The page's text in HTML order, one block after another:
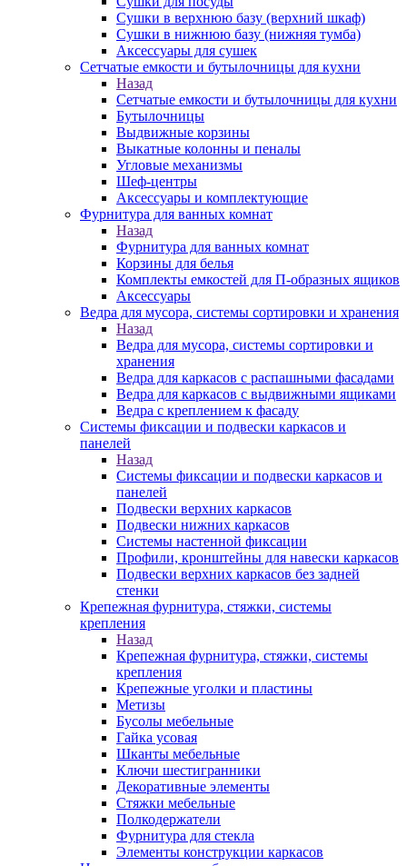
Сушки в верхнюю базу (верхний шкаф)
Сушки в нижнюю базу (нижняя тумба)
Аксессуары для сушек
Сетчатые емкости и бутылочницы для кухни
Назад
Сетчатые емкости и бутылочницы для кухни
Бутылочницы
Выдвижные корзины
Выкатные колонны и пеналы
Угловые механизмы
Шеф-центры
Аксессуары и комплектующие
Фурнитура для ванных комнат
Назад
Фурнитура для ванных комнат
Корзины для белья
Комплекты емкостей для П-образных ящиков
Аксессуары
Ведра для мусора, системы сортировки и хранения
Назад
Ведра для мусора, системы сортировки и
хранения
Ведра для каркасов с распашными фасадами
Ведра для каркасов с выдвижными ящиками
Ведра с креплением к фасаду
Системы фиксации и подвески каркасов и
панелей
Назад
Системы фиксации и подвески каркасов и
панелей
Подвески верхних каркасов
Подвески нижних каркасов
Системы настенной фиксации
Профили, кронштейны для навески каркасов
Подвески верхних каркасов без задней
стенки
Крепежная фурнитура, стяжки, системы
крепления
Назад
Крепежная фурнитура, стяжки, системы
крепления
Крепежные уголки и пластины
Метизы
Бусолы мебельные
Гайка усовая
Шканты мебельные
Ключи шестигранники
Декоративные элементы
Стяжки мебельные
Полкодержатели
Фурнитура для стекла
Элементы конструкции каркасов